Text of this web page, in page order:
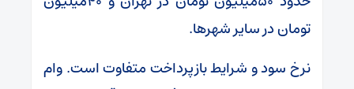
تومان در سایر شهرها.
نرخ سود و شرایط بازپرداخت متفاوت است. وام